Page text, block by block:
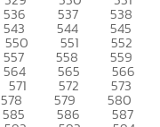
536 537 538
543 544 545
550 551 552
557 558 559
564 565 566
571 572 573
578 579 580
585 586 587